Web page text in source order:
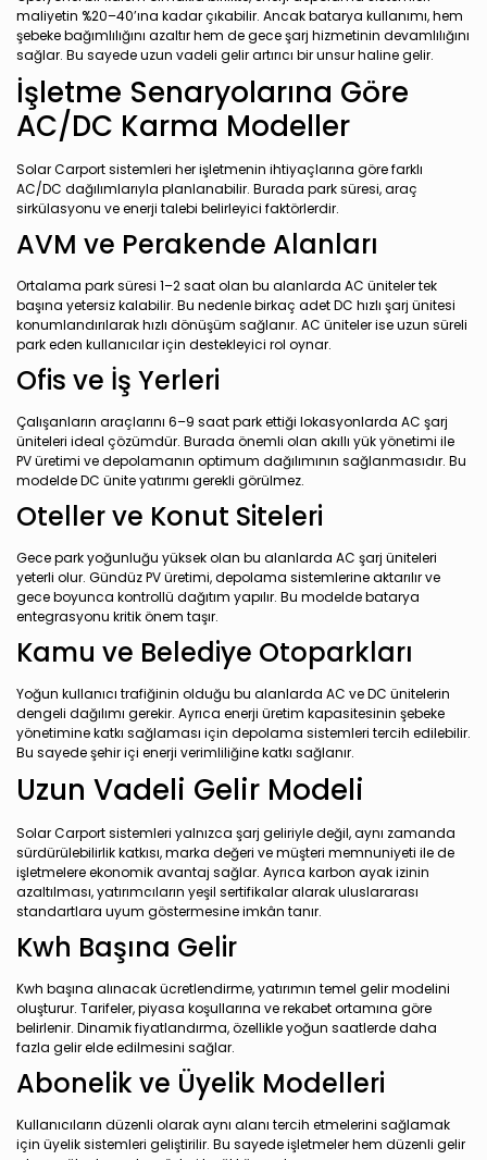
maliyetin %20–40’ına kadar çıkabilir. Ancak batarya kullanımı, hem
şebeke bağımlılığını azaltır hem de gece şarj hizmetinin devamlılığını
sağlar. Bu sayede uzun vadeli gelir artırıcı bir unsur haline gelir.
İşletme Senaryolarına Göre
AC/DC Karma Modeller
Solar Carport sistemleri her işletmenin ihtiyaçlarına göre farklı
AC/DC dağılımlarıyla planlanabilir. Burada park süresi, araç
sirkülasyonu ve enerji talebi belirleyici faktörlerdir.
AVM ve Perakende Alanları
Ortalama park süresi 1–2 saat olan bu alanlarda AC üniteler tek
başına yetersiz kalabilir. Bu nedenle birkaç adet DC hızlı şarj ünitesi
konumlandırılarak hızlı dönüşüm sağlanır. AC üniteler ise uzun süreli
park eden kullanıcılar için destekleyici rol oynar.
Ofis ve İş Yerleri
Çalışanların araçlarını 6–9 saat park ettiği lokasyonlarda AC şarj
üniteleri ideal çözümdür. Burada önemli olan akıllı yük yönetimi ile
PV üretimi ve depolamanın optimum dağılımının sağlanmasıdır. Bu
modelde DC ünite yatırımı gerekli görülmez.
Oteller ve Konut Siteleri
Gece park yoğunluğu yüksek olan bu alanlarda AC şarj üniteleri
yeterli olur. Gündüz PV üretimi, depolama sistemlerine aktarılır ve
gece boyunca kontrollü dağıtım yapılır. Bu modelde batarya
entegrasyonu kritik önem taşır.
Kamu ve Belediye Otoparkları
Yoğun kullanıcı trafiğinin olduğu bu alanlarda AC ve DC ünitelerin
dengeli dağılımı gerekir. Ayrıca enerji üretim kapasitesinin şebeke
yönetimine katkı sağlaması için depolama sistemleri tercih edilebilir.
Bu sayede şehir içi enerji verimliliğine katkı sağlanır.
Uzun Vadeli Gelir Modeli
Solar Carport sistemleri yalnızca şarj geliriyle değil, aynı zamanda
sürdürülebilirlik katkısı, marka değeri ve müşteri memnuniyeti ile de
işletmelere ekonomik avantaj sağlar. Ayrıca karbon ayak izinin
azaltılması, yatırımcıların yeşil sertifikalar alarak uluslararası
standartlara uyum göstermesine imkân tanır.
Kwh Başına Gelir
Kwh başına alınacak ücretlendirme, yatırımın temel gelir modelini
oluşturur. Tarifeler, piyasa koşullarına ve rekabet ortamına göre
belirlenir. Dinamik fiyatlandırma, özellikle yoğun saatlerde daha
fazla gelir elde edilmesini sağlar.
Abonelik ve Üyelik Modelleri
Kullanıcıların düzenli olarak aynı alanı tercih etmelerini sağlamak
için üyelik sistemleri geliştirilir. Bu sayede işletmeler hem düzenli gelir